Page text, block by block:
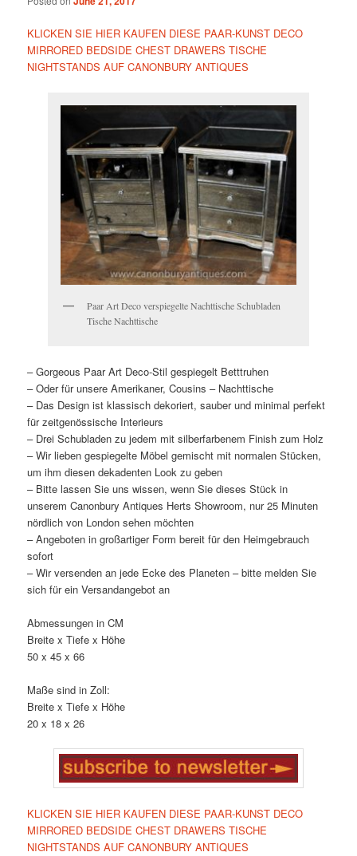
KLICKEN SIE HIER KAUFEN DIESE PAAR-KUNST DECO
MIRRORED BEDSIDE CHEST DRAWERS TISCHE
NIGHTSTANDS AUF CANONBURY ANTIQUES
Paar Art Deco verspiegelte Nachttische Schubladen
Tische Nachttische
– Gorgeous Paar Art Deco-Stil gespiegelt Betttruhen
– Oder für unsere Amerikaner, Cousins – Nachttische
– Das Design ist klassisch dekoriert, sauber und minimal perfekt
für zeitgenössische Interieurs
– Drei Schubladen zu jedem mit silberfarbenem Finish zum Holz
– Wir lieben gespiegelte Möbel gemischt mit normalen Stücken,
um ihm diesen dekadenten Look zu geben
– Bitte lassen Sie uns wissen, wenn Sie dieses Stück in
unserem Canonbury Antiques Herts Showroom, nur 25 Minuten
nördlich von London sehen möchten
– Angeboten in großartiger Form bereit für den Heimgebrauch
sofort
– Wir versenden an jede Ecke des Planeten – bitte melden Sie
sich für ein Versandangebot an
Abmessungen in CM
Breite x Tiefe x Höhe
50 x 45 x 66
Maße sind in Zoll:
Breite x Tiefe x Höhe
20 x 18 x 26
KLICKEN SIE HIER KAUFEN DIESE PAAR-KUNST DECO
MIRRORED BEDSIDE CHEST DRAWERS TISCHE
NIGHTSTANDS AUF CANONBURY ANTIQUES